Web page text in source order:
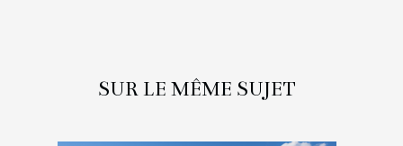
SUR LE MÊME SUJET